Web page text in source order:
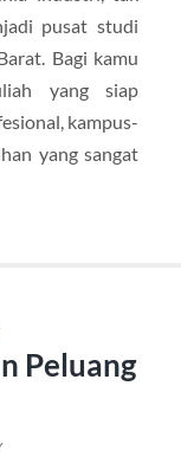
pusat studi
Bagi kamu
yang siap
kampus-
yang sangat
Peluang